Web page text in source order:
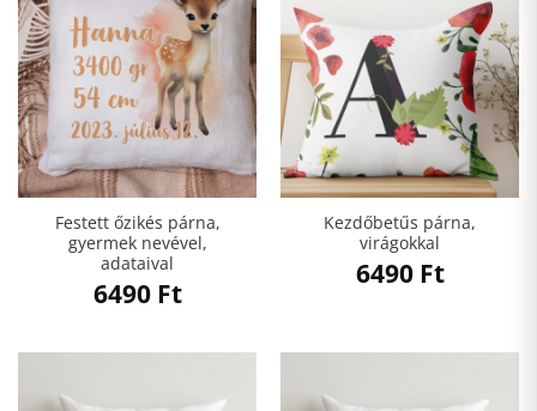
Festett őzikés párna,
gyermek nevével,
adataival
6490 Ft
Kezdőbetűs párna,
virágokkal
6490 Ft